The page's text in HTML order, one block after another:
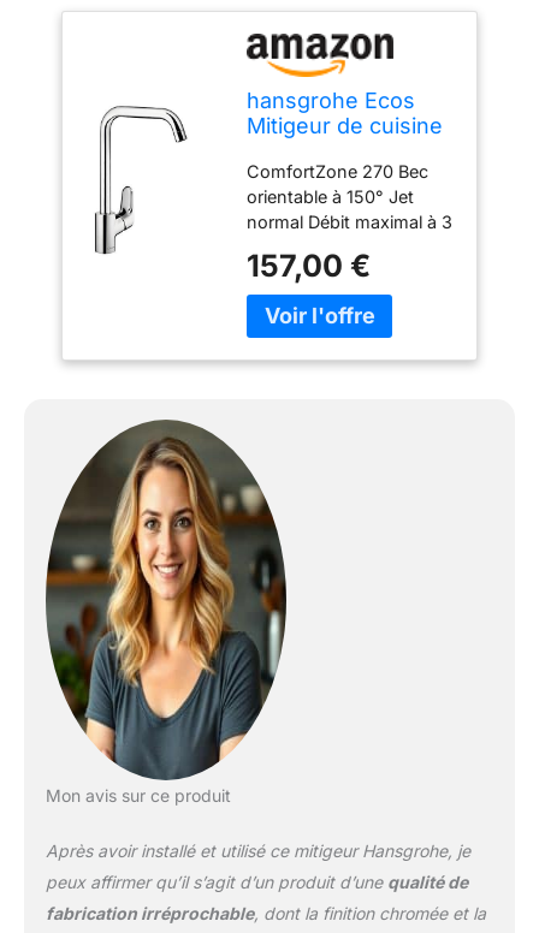
hansgrohe Ecos
Mitigeur de cuisine
14816000
ComfortZone 270 Bec
orientable à 150° Jet
normal Débit maximal à 3
céramique à 2 vitesses
Raccordement flexible G
⅜ Limiteur de
157,00 €
Mon avis sur ce produit
Après avoir installé et utilisé ce mitigeur Hansgrohe, je
peux affirmer qu’il s’agit d’un produit d’une qualité de
fabrication irréprochable, dont la finition chromée et la